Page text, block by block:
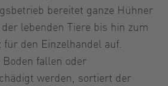
bereitet ganze Hühner
lebenden Tiere bis hin zum
den Einzelhandel auf.
fallen oder
werden, sortiert der